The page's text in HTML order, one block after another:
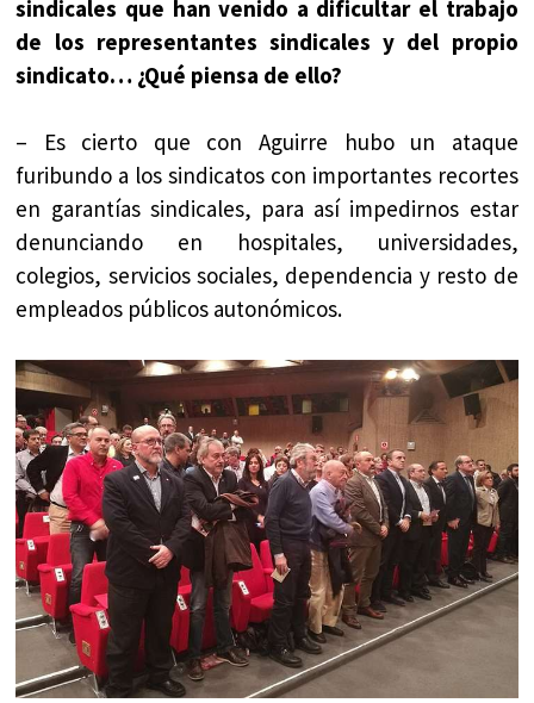
sindicales que han venido a dificultar el trabajo
de los representantes sindicales y del propio
sindicato… ¿Qué piensa de ello?
– Es cierto que con Aguirre hubo un ataque
furibundo a los sindicatos con importantes recortes
en garantías sindicales, para así impedirnos estar
denunciando en hospitales, universidades,
colegios, servicios sociales, dependencia y resto de
empleados públicos autonómicos.